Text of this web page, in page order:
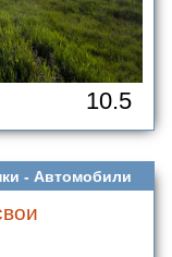
10.5
- Автомобили